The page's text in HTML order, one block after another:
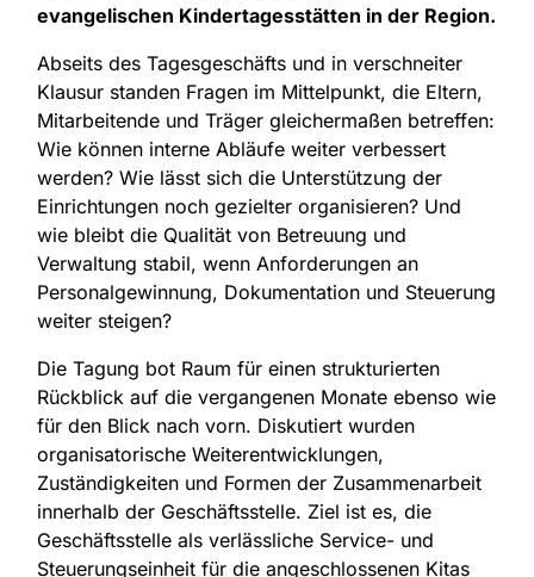
evangelischen Kindertagesstätten in der Region.
Abseits des Tagesgeschäfts und in verschneiter
Klausur standen Fragen im Mittelpunkt, die Eltern,
Mitarbeitende und Träger gleichermaßen betreffen:
Wie können interne Abläufe weiter verbessert
werden? Wie lässt sich die Unterstützung der
Einrichtungen noch gezielter organisieren? Und
wie bleibt die Qualität von Betreuung und
Verwaltung stabil, wenn Anforderungen an
Personalgewinnung, Dokumentation und Steuerung
weiter steigen?
Die Tagung bot Raum für einen strukturierten
Rückblick auf die vergangenen Monate ebenso wie
für den Blick nach vorn. Diskutiert wurden
organisatorische Weiterentwicklungen,
Zuständigkeiten und Formen der Zusammenarbeit
innerhalb der Geschäftsstelle. Ziel ist es, die
Geschäftsstelle als verlässliche Service- und
Steuerungseinheit für die angeschlossenen Kitas